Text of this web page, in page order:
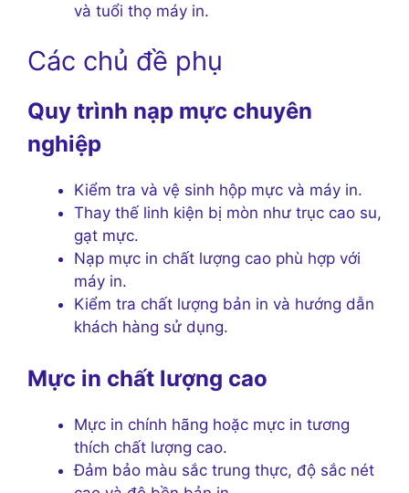
và tuổi thọ máy in.
Các chủ đề phụ
Quy trình nạp mực chuyên
nghiệp
Kiểm tra và vệ sinh hộp mực và máy in.
Thay thế linh kiện bị mòn như trục cao su,
gạt mực.
Nạp mực in chất lượng cao phù hợp với
máy in.
Kiểm tra chất lượng bản in và hướng dẫn
khách hàng sử dụng.
Mực in chất lượng cao
Mực in chính hãng hoặc mực in tương
thích chất lượng cao.
Đảm bảo màu sắc trung thực, độ sắc nét